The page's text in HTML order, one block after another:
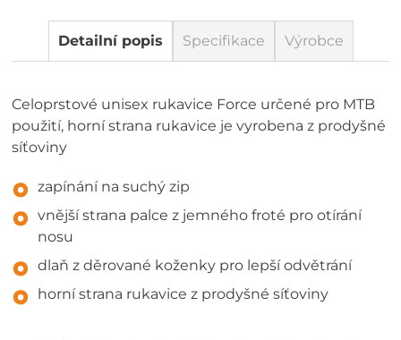
Detailní popis Specifikace Výrobce
Celoprstové unisex rukavice Force určené pro MTB
použití, horní strana rukavice je vyrobena z prodyšné
síťoviny
zapínání na suchý zip
vnější strana palce z jemného froté pro otírání
nosu
dlaň z děrované koženky pro lepší odvětrání
horní strana rukavice z prodyšné síťoviny